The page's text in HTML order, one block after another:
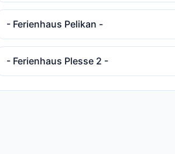
- Ferienhaus Pelikan -
- Ferienhaus Plesse 2 -